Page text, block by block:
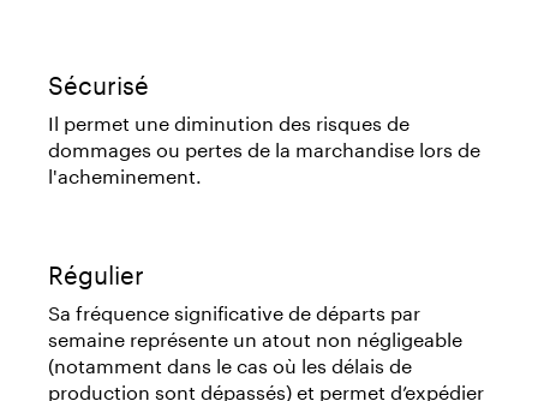
Sécurisé
Il permet une diminution des risques de
dommages ou pertes de la marchandise lors de
l'acheminement.
Régulier
Sa fréquence significative de départs par
semaine représente un atout non négligeable
(notamment dans le cas où les délais de
production sont dépassés) et permet d’expédier